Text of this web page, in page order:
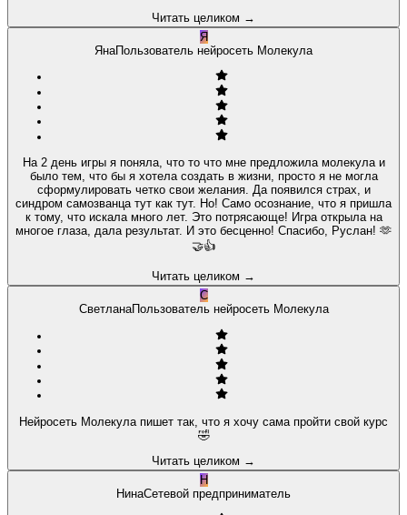
Читать целиком →
Я
ЯнаПользователь нейросеть Молекула
На 2 день игры я поняла, что то что мне предложила молекула и
было тем, что бы я хотела создать в жизни, просто я не могла
сформулировать четко свои желания. Да появился страх, и
синдром самозванца тут как тут. Но! Само осознание, что я пришла
к тому, что искала много лет. Это потрясающе! Игра открыла на
многое глаза, дала результат. И это бесценно! Спасибо, Руслан! 🫶
🤝👍
Читать целиком →
С
СветланаПользователь нейросеть Молекула
Нейросеть Молекула пишет так, что я хочу сама пройти свой курс
🤣
Читать целиком →
Н
НинаСетевой предприниматель